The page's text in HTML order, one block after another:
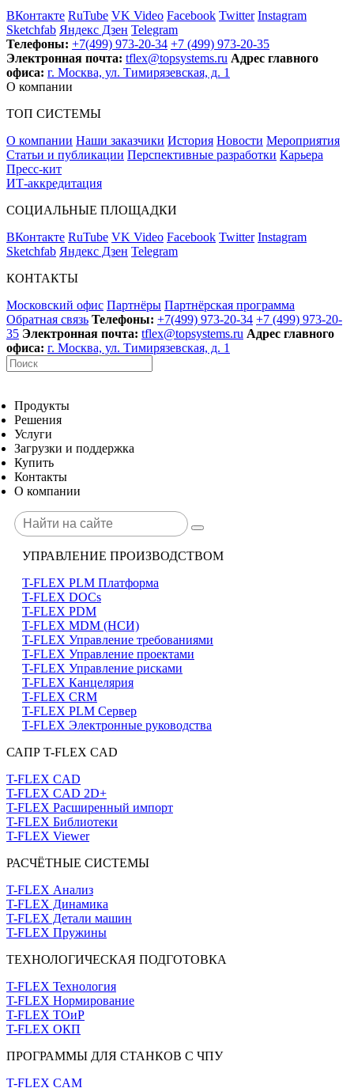
ВКонтакте RuTube VK Video Facebook Twitter Instagram
Sketchfab Яндекс Дзен Telegram
Телефоны: +7(499) 973-20-34 +7 (499) 973-20-35
Электронная почта: tflex@topsystems.ru Адрес главного
офиса: г. Москва, ул. Тимирязевская, д. 1
О компании
ТОП СИСТЕМЫ
О компании Наши заказчики История Новости Мероприятия
Статьи и публикации Перспективные разработки Карьера
Пресс-кит
ИТ-аккредитация
СОЦИАЛЬНЫЕ ПЛОЩАДКИ
ВКонтакте RuTube VK Video Facebook Twitter Instagram
Sketchfab Яндекс Дзен Telegram
КОНТАКТЫ
Московский офис Партнёры Партнёрская программа
Обратная связь Телефоны: +7(499) 973-20-34 +7 (499) 973-20-
35 Электронная почта: tflex@topsystems.ru Адрес главного
офиса: г. Москва, ул. Тимирязевская, д. 1
Продукты
Решения
Услуги
Загрузки и поддержка
Купить
Контакты
О компании
УПРАВЛЕНИЕ ПРОИЗВОДСТВОМ
T-FLEX PLM Платформа
T-FLEX DOCs
T-FLEX PDM
T-FLEX MDM (НСИ)
T-FLEX Управление требованиями
T-FLEX Управление проектами
T-FLEX Управление рисками
T-FLEX Канцелярия
T-FLEX CRM
T-FLEX PLM Сервер
T-FLEX Электронные руководства
САПР T-FLEX CAD
T-FLEX CAD
T-FLEX CAD 2D+
T-FLEX Расширенный импорт
T-FLEX Библиотеки
T-FLEX Viewer
РАСЧЁТНЫЕ СИСТЕМЫ
T-FLEX Анализ
T-FLEX Динамика
T-FLEX Детали машин
T-FLEX Пружины
ТЕХНОЛОГИЧЕСКАЯ ПОДГОТОВКА
T-FLEX Технология
T-FLEX Нормирование
T-FLEX ТОиР
T-FLEX ОКП
ПРОГРАММЫ ДЛЯ СТАНКОВ С ЧПУ
T-FLEX CAM